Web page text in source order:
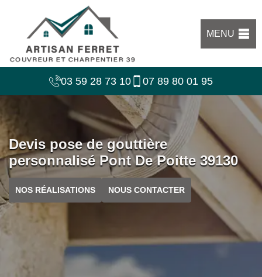
MENU
03 59 28 73 10 07 89 80 01 95
Devis pose de gouttière
personnalisé Pont De Poitte 39130
NOS RÉALISATIONS NOUS CONTACTER